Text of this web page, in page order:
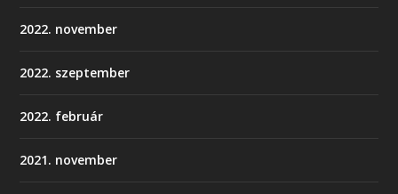
2022. november
2022. szeptember
2022. február
2021. november